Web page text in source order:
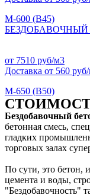
М-600 (B45)
БЕЗДОБАВОЧНЫЙ
от 7510 руб/м3
Доставка от 560
М-650 (B50)
Бездобавочный
бетонная смесь,
гладких
торговых залах
По сути, это бетон,
цемента и воды,
"Бездобавочность"